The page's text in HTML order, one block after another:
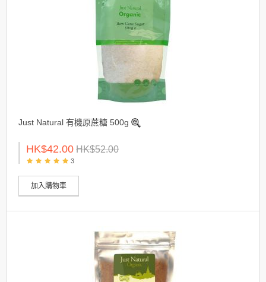
Just Natural 有機原蔗糖 500g
HK$42.00 HK$52.00
3
加入購物車